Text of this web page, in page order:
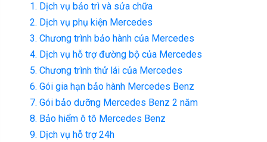
1. Dịch vụ bảo trì và sửa chữa
2. Dịch vụ phụ kiện Mercedes
3. Chương trình bảo hành của Mercedes
4. Dịch vụ hỗ trợ đường bộ của Mercedes
5. Chương trình thử lái của Mercedes
6. Gói gia hạn bảo hành Mercedes Benz
7. Gói bảo dưỡng Mercedes Benz 2 năm
8. Bảo hiểm ô tô Mercedes Benz
9. Dịch vụ hỗ trợ 24h